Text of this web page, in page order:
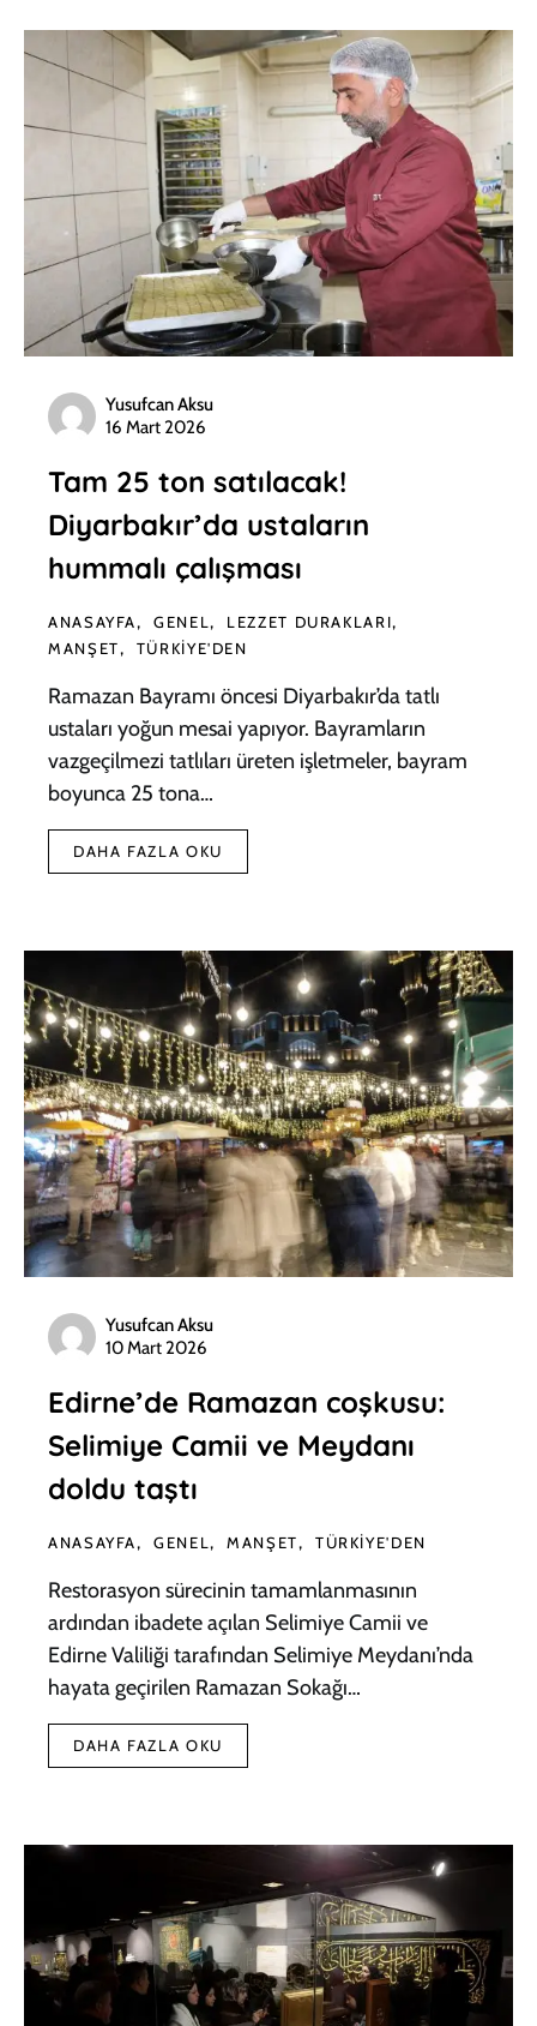
Yusufcan Aksu
16 Mart 2026
Tam 25 ton satılacak!
Diyarbakır’da ustaların
hummalı çalışması
ANASAYFA GENEL
LEZZET DURAKLARI
MANŞET
TÜRKIYE'DEN
Ramazan Bayramı öncesi Diyarbakır’da tatlı
ustaları yoğun mesai yapıyor. Bayramların
vazgeçilmezi tatlıları üreten işletmeler, bayram
boyunca 25 tona…
DAHA FAZLA OKU
Yusufcan Aksu
10 Mart 2026
Edirne’de Ramazan coşkusu:
Selimiye Camii ve Meydanı
doldu taştı
ANASAYFA GENEL MANŞET TÜRKIYE'DEN
Restorasyon sürecinin tamamlanmasının
ardından ibadete açılan Selimiye Camii ve
Edirne Valiliği tarafından Selimiye Meydanı’nda
hayata geçirilen Ramazan Sokağı…
DAHA FAZLA OKU